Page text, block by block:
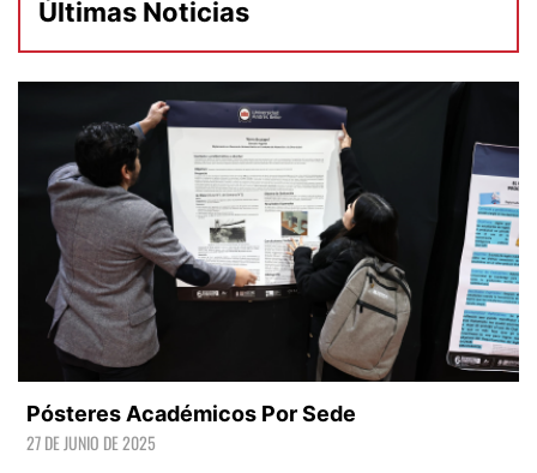
Últimas Noticias
Pósteres Académicos Por Sede
27 DE JUNIO DE 2025